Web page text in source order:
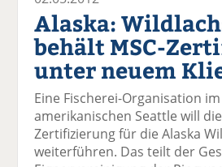
Alaska:
behält MSC-
unter neuem
Eine Fischerei-Organisation im
amerikanischen Seattle will die
Zertifizierung für die Alaska
weiterführen. Das teilt der